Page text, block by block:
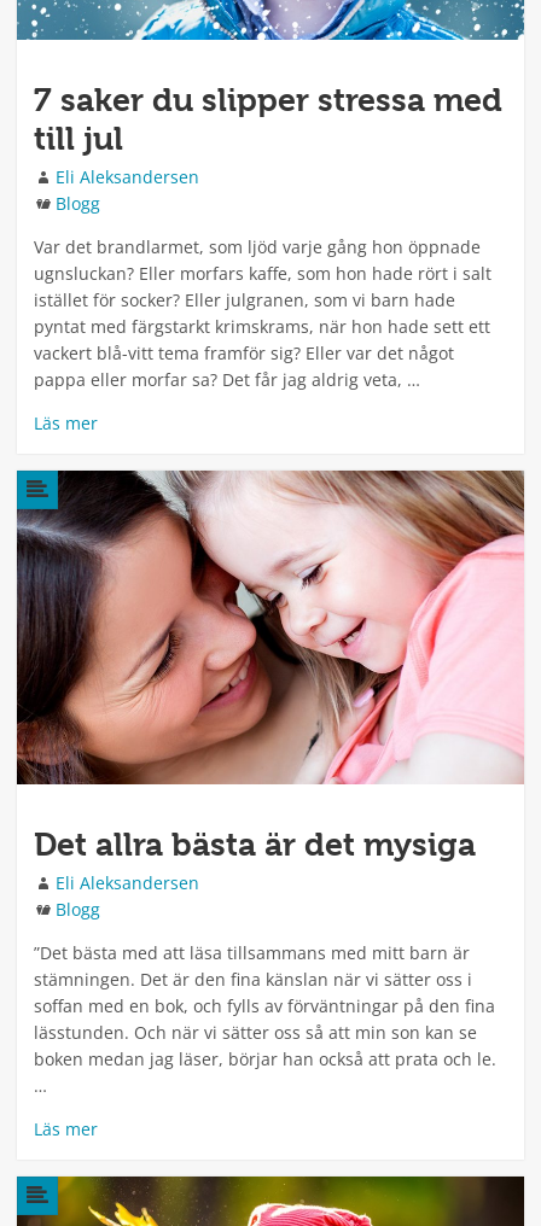
7 saker du slipper stressa med
till jul
Författare
Eli Aleksandersen
Kategorier
Blogg
Var det brandlarmet, som ljöd varje gång hon öppnade
ugnsluckan? Eller morfars kaffe, som hon hade rört i salt
istället för socker? Eller julgranen, som vi barn hade
pyntat med färgstarkt krimskrams, när hon hade sett ett
vackert blå-vitt tema framför sig? Eller var det något
pappa eller morfar sa? Det får jag aldrig veta, …
Läs mer
Det allra bästa är det mysiga
Författare
Eli Aleksandersen
Kategorier
Blogg
”Det bästa med att läsa tillsammans med mitt barn är
stämningen. Det är den fina känslan när vi sätter oss i
soffan med en bok, och fylls av förväntningar på den fina
lässtunden. Och när vi sätter oss så att min son kan se
boken medan jag läser, börjar han också att prata och le.
…
Läs mer